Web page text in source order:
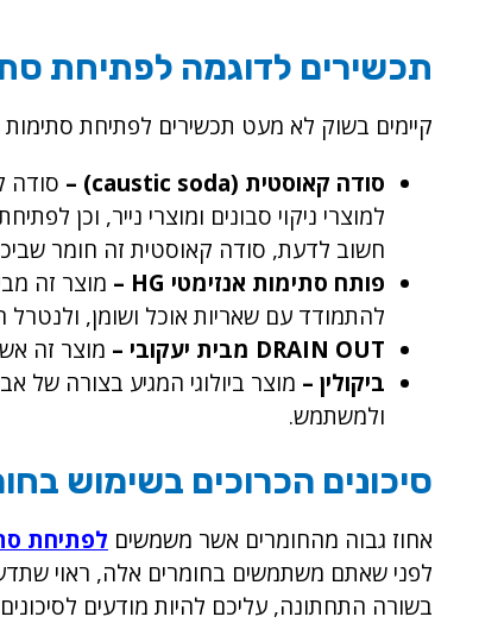
תכשירים לדוגמה לפתיחת
קיימים בשוק לא מעט תכשירים לפתיחת
סודה קאוסטית (caustic soda) –
סודה
למוצרי ניקוי סבונים ומוצרי נייר, וכן
חשוב לדעת, סודה קאוסטית זה חומר
פותח סתימות אנזימטי HG –
להתמודד עם שאריות אוכל ושומן, ולנטרל
DRAIN OUT מבית יעקובי –
מוצר זה
ביקולין – מוצר ביולוגי המגיע בצורה של
ולמשתמש.
סיכונים הכרוכים בשימוש
אחוז גבוה מהחומרים אשר משמשים לפתיחת
לפני שאתם משתמשים בחומרים אלה, ראוי שתדעו
בשורה התחתונה, עליכם להיות מודעים